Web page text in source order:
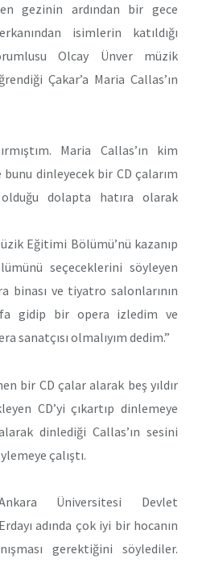
gezinin ardından bir gece
isimlerin katıldığı
Olcay Ünver müzik
Çakar’a Maria Callas’ın
Maria Callas’ın kim
dinleyecek bir CD çalarım
dolapta hatıra olarak
Eğitimi Bölümü’nü kazanıp
seçeceklerini söyleyen
binası ve tiyatro salonlarının
gidip bir opera izledim ve
sanatçısı olmalıyım dedim.”
bir CD çalar alarak beş yıldır
CD’yi çıkartıp dinlemeye
dinlediği Callas’ın sesini
çalıştı.
Üniversitesi Devlet
adında çok iyi bir hocanın
gerektiğini söylediler.